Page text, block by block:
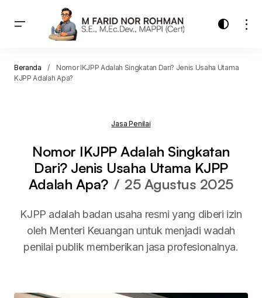
Beranda
Nomor IKJPP Adalah Singkatan Dari? Jenis Usaha Utama
KJPP Adalah Apa?
Jasa Penilai
Nomor IKJPP Adalah Singkatan
Dari? Jenis Usaha Utama KJPP
Adalah Apa?
25 Agustus 2025
KJPP adalah badan usaha resmi yang diberi izin
oleh Menteri Keuangan untuk menjadi wadah
penilai publik memberikan jasa profesionalnya.